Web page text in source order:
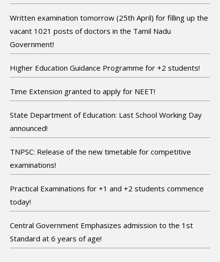
Written examination tomorrow (25th April) for filling up the
vacant 1021 posts of doctors in the Tamil Nadu
Government!
Higher Education Guidance Programme for +2 students!
Time Extension granted to apply for NEET!
State Department of Education: Last School Working Day
announced!
TNPSC: Release of the new timetable for competitive
examinations!
Practical Examinations for +1 and +2 students commence
today!
Central Government Emphasizes admission to the 1st
Standard at 6 years of age!